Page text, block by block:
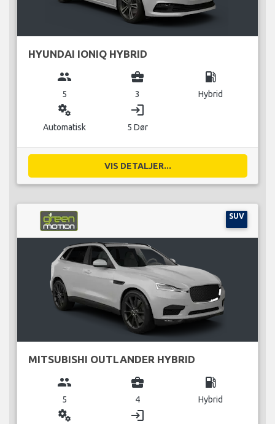
HYUNDAI IONIQ HYBRID
group
5
business_center
3
local_gas_station
Hybrid
miscellaneous_services
Automatisk
login
5 Dør
VIS DETALJER...
SUV
MITSUBISHI OUTLANDER HYBRID
group
5
business_center
4
local_gas_station
Hybrid
miscellaneous_services login